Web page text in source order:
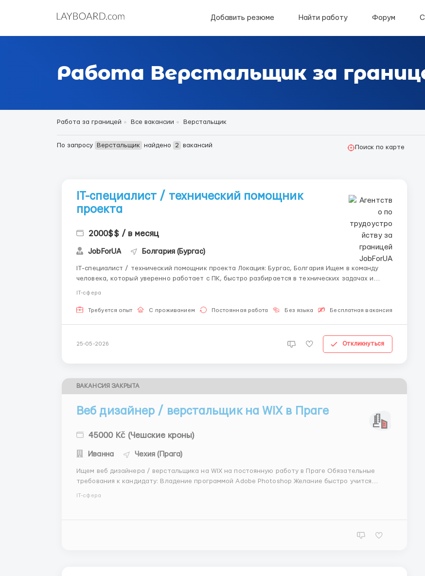
Добавить резюме Найти работу Форум
Работа Верстальщик за
Работа за границей Все вакансии Верстальщик
По запросу Верстальщик найдено 2 вакансий Поиск по карте
IT-специалист / технический помощник
проекта
2000$$ / в месяц
JobForUA Болгария (Бургас)
IT-специалист / технический помощник проекта Локация: Бургас, Болгария Ищем в команду
человека, который уверенно работает с ПК, быстро разбирается в технических задачах и
IT-сфера
Требуется опыт С проживанием Постоянная работа Без языка Бесплатная вакансия
25-05-2026 Откликнуться
ВАКАНСИЯ ЗАКРЫТА
Веб дизайнер / верстальщик на WIX в Праге
45000 Kč (Чешские кроны)
Иванна Чехия (Прага)
Ищем веб дизайнера / верстальщика на WIX на постоянную работу в Праге Обязательные
требования к кандидату: Владение программой Adobe Photoshop Желание быстро учится
IT-сфера